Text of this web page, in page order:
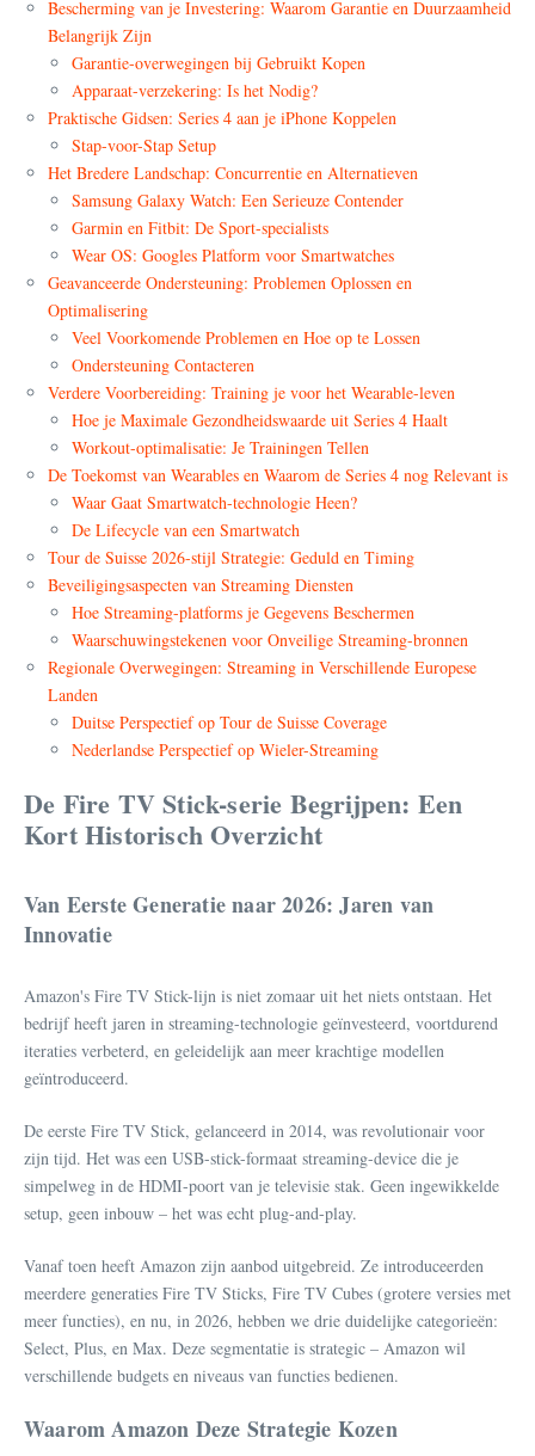
Bescherming van je Investering: Waarom Garantie en Duurzaamheid
Belangrijk Zijn
Garantie-overwegingen bij Gebruikt Kopen
Apparaat-verzekering: Is het Nodig?
Praktische Gidsen: Series 4 aan je iPhone Koppelen
Stap-voor-Stap Setup
Het Bredere Landschap: Concurrentie en Alternatieven
Samsung Galaxy Watch: Een Serieuze Contender
Garmin en Fitbit: De Sport-specialists
Wear OS: Googles Platform voor Smartwatches
Geavanceerde Ondersteuning: Problemen Oplossen en
Optimalisering
Veel Voorkomende Problemen en Hoe op te Lossen
Ondersteuning Contacteren
Verdere Voorbereiding: Training je voor het Wearable-leven
Hoe je Maximale Gezondheidswaarde uit Series 4 Haalt
Workout-optimalisatie: Je Trainingen Tellen
De Toekomst van Wearables en Waarom de Series 4 nog Relevant is
Waar Gaat Smartwatch-technologie Heen?
De Lifecycle van een Smartwatch
Tour de Suisse 2026-stijl Strategie: Geduld en Timing
Beveiligingsaspecten van Streaming Diensten
Hoe Streaming-platforms je Gegevens Beschermen
Waarschuwingstekenen voor Onveilige Streaming-bronnen
Regionale Overwegingen: Streaming in Verschillende Europese
Landen
Duitse Perspectief op Tour de Suisse Coverage
Nederlandse Perspectief op Wieler-Streaming
De Fire TV Stick-serie Begrijpen: Een
Kort Historisch Overzicht
Van Eerste Generatie naar 2026: Jaren van
Innovatie
Amazon's Fire TV Stick-lijn is niet zomaar uit het niets ontstaan. Het
bedrijf heeft jaren in streaming-technologie geïnvesteerd, voortdurend
iteraties verbeterd, en geleidelijk aan meer krachtige modellen
geïntroduceerd.
De eerste Fire TV Stick, gelanceerd in 2014, was revolutionair voor
zijn tijd. Het was een USB-stick-formaat streaming-device die je
simpelweg in de HDMI-poort van je televisie stak. Geen ingewikkelde
setup, geen inbouw – het was echt plug-and-play.
Vanaf toen heeft Amazon zijn aanbod uitgebreid. Ze introduceerden
meerdere generaties Fire TV Sticks, Fire TV Cubes (grotere versies met
meer functies), en nu, in 2026, hebben we drie duidelijke categorieën:
Select, Plus, en Max. Deze segmentatie is strategic – Amazon wil
verschillende budgets en niveaus van functies bedienen.
Waarom Amazon Deze Strategie Kozen